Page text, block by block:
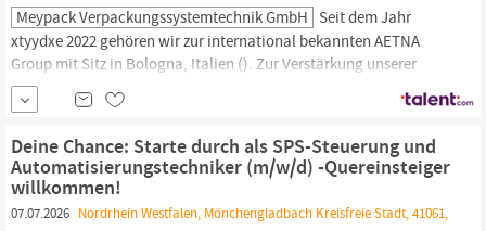
Meypack Verpackungssystemtechnik GmbH Seit dem Jahr
xtyydxe 2022 gehören wir zur international bekannten AETNA
Group mit Sitz in Bologna, Italien (). Zur Verstärkung unserer
After-Sales Teams suchen wir in Nottuln-Appelhülsen bei Münster
eine/n Senior SPS
(m/w/d) After Sales
Deine Chance: Starte durch als SPS-Steuerung und
Automatisierungstechniker (m/w/d) -Quereinsteiger
willkommen!
07.07.2026 Nordrhein Westfalen, Mönchengladbach Kreisfreie Stadt, 41061,